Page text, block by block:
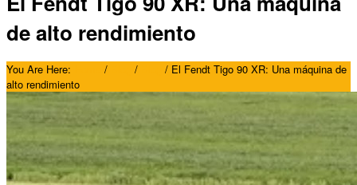
de alto rendimiento
You Are Here: / / / El Fendt Tigo 90 XR: Una máquina de
alto rendimiento